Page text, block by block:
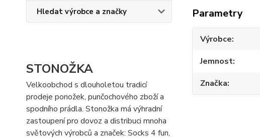
Hledat výrobce a značky
STONOŽKA
Velkoobchod s dlouholetou tradicí
prodeje ponožek, punčochového zboží a
spodního prádla. Stonožka má výhradní
zastoupení pro dovoz a distribuci mnoha
světových výrobců a značek: Socks 4 fun,
Parametry
Výrobce
Jemnost
Značka